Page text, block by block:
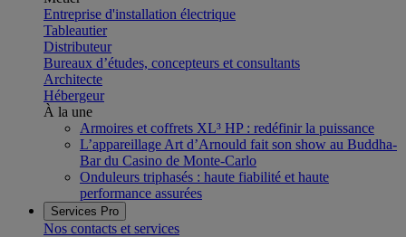
Entreprise d'installation électrique
Tableautier
Distributeur
Bureaux d’études, concepteurs et consultants
Architecte
Hébergeur
À la une
Armoires et coffrets XL³ HP : redéfinir la puissance
L’appareillage Art d’Arnould fait son show au Buddha-
Bar du Casino de Monte-Carlo
Onduleurs triphasés : haute fiabilité et haute
performance assurées
Services Pro
Nos contacts et services